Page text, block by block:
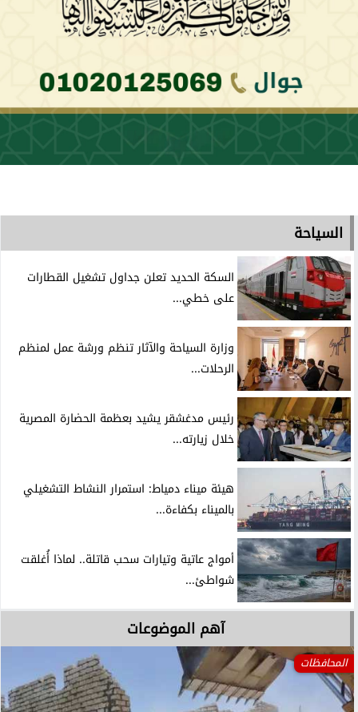
السياحة
السكة الحديد تعلن جداول تشغيل القطارات
على خطي...
وزارة السياحة والآثار تنظم ورشة عمل لمنظم
الرحلات...
رئيس مدغشقر يشيد بعظمة الحضارة المصرية
خلال زيارته...
هيئة ميناء دمياط: استمرار النشاط التشغيلي
بالميناء بكفاءة...
أمواج عاتية وتيارات سحب قاتلة.. لماذا أُغلقت
شواطئ...
آهم الموضوعات
المحافظات